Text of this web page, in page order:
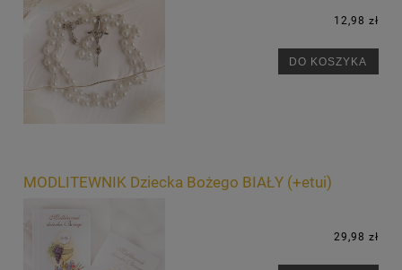
12,98 zł
DO KOSZYKA
MODLITEWNIK Dziecka Bożego BIAŁY (+etui)
29,98 zł